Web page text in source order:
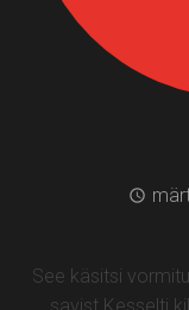
See käsitsi